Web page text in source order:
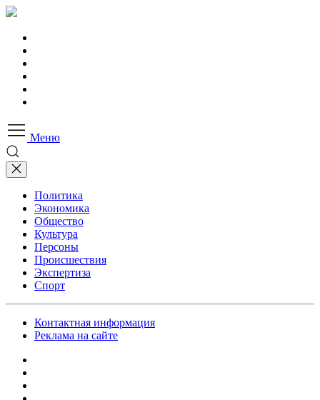
Меню
Политика
Экономика
Общество
Культура
Персоны
Происшествия
Экспертиза
Спорт
Контактная информация
Реклама на сайте